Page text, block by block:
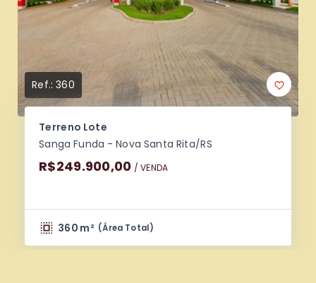
Ref.:360
Terreno Lote
Sanga Funda - Nova Santa Rita/RS
R$249.900,00 / VENDA
360 m² (Área Total)